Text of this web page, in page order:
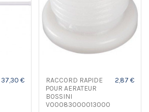
37,30 €
RACCORD RAPIDE
POUR AERATEUR
BOSSINI
V00083000013000
2,87 €